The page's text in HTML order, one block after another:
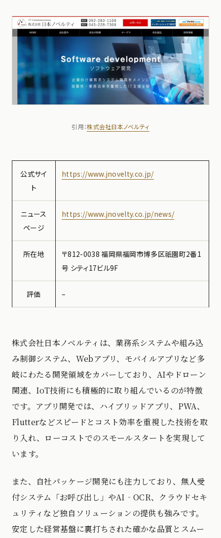
引用：株式会社日本ノベルティ
公式サイ
ト
https://www.jnovelty.co.jp/
ニュース
ページ
https://www.jnovelty.co.jp/news/
所在地
〒812-0038 福岡県福岡市博多区祇園町2番1
号 シティ17ビル9F
評価 –
株式会社日本ノベルティは、業務系システムや組み込
み制御システム、Webアプリ、モバイルアプリなど多
岐にわたる開発領域をカバーしており、AIやドローン
関連、IoT技術にも積極的に取り組んでいるのが特徴
です。アプリ開発では、ハイブリッドアプリ、PWA、
Flutterなどスピードとコスト効率を重視した技術を取
り入れ、ローコストでのスモールスタートを実現して
います。
また、自社パッケージ開発にも注力しており、無人受
付システム「お呼び出し」やAI‐OCR、クラウドセキ
ュリティなど独自ソリューションの提供も強みです。
安定した経営基盤に裏打ちされた確かな品質とスムー